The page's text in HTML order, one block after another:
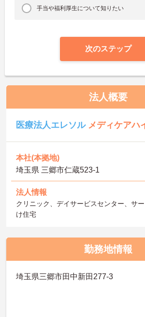
手当や福利厚生について知りたい
次のステップ
法人概要
医療法人エレソル メディケアハ
本社(本拠地)
埼玉県 三郷市仁蔵523-1
法人情報
クリニック、デイサービスセンター、サ
け住宅
勤務地情報
埼玉県三郷市田中新田277-3